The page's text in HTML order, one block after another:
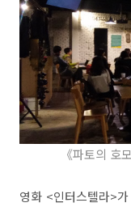
《파토의 호
영화 <인터스텔라>